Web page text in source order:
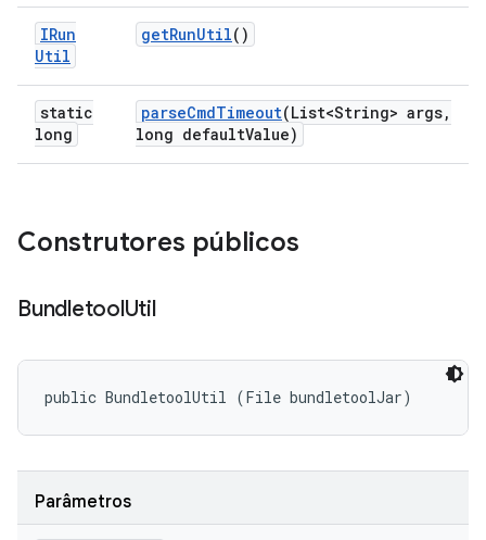
IRun
Util
getRunUtil()
static
long
parseCmdTimeout(List<String> args,
long defaultValue)
Construtores públicos
BundletoolUtil
public BundletoolUtil (File bundletoolJar)
Parâmetros